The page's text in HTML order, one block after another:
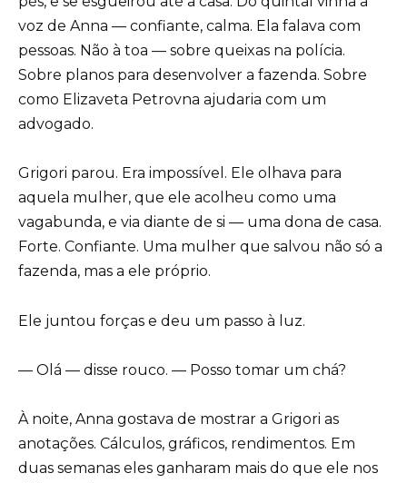
voz de Anna — confiante, calma. Ela falava com
pessoas. Não à toa — sobre queixas na polícia.
Sobre planos para desenvolver a fazenda. Sobre
como Elizaveta Petrovna ajudaria com um
advogado.
Grigori parou. Era impossível. Ele olhava para
aquela mulher, que ele acolheu como uma
vagabunda, e via diante de si — uma dona de casa.
Forte. Confiante. Uma mulher que salvou não só a
fazenda, mas a ele próprio.
Ele juntou forças e deu um passo à luz.
— Olá — disse rouco. — Posso tomar um chá?
À noite, Anna gostava de mostrar a Grigori as
anotações. Cálculos, gráficos, rendimentos. Em
duas semanas eles ganharam mais do que ele nos